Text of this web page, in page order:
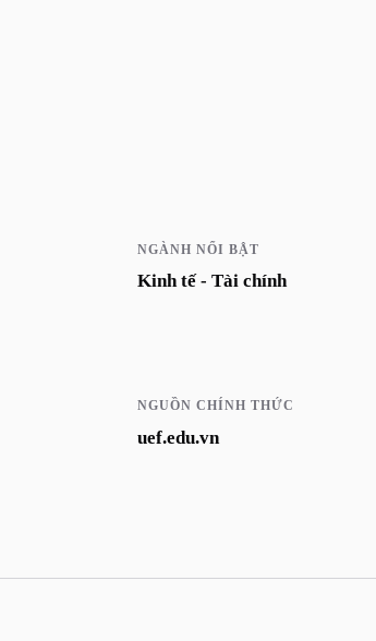
NGÀNH NỔI BẬT
Kinh tế - Tài chính
NGUỒN CHÍNH THỨC
uef.edu.vn